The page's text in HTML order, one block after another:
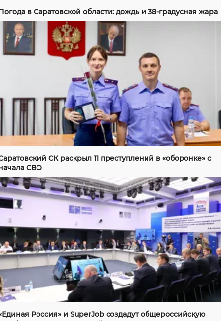
в Саратовской области: дождь и 38-градусная жара
СК раскрыл 11 преступлений в «оборонке» с
СВО
Россия» и SuperJob создадут общероссийскую